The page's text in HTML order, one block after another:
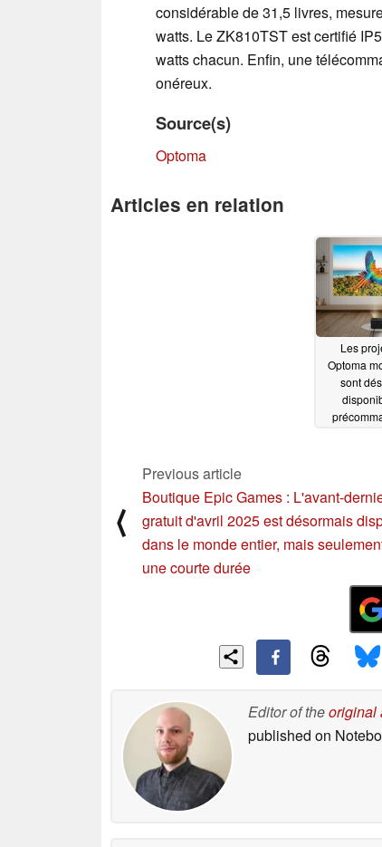
considérable de 31,5 livres,
watts. Le ZK810TST est certifié
watts chacun. Enfin, une
onéreux.
Source(s)
Optoma
Articles en relation
Les
Optoma
sont
⟨
Previous article
Boutique Epic Games : L'avant-
gratuit d'avril 2025 est désormais
dans le monde entier, mais
une courte durée
Editor of theoriginal
published on